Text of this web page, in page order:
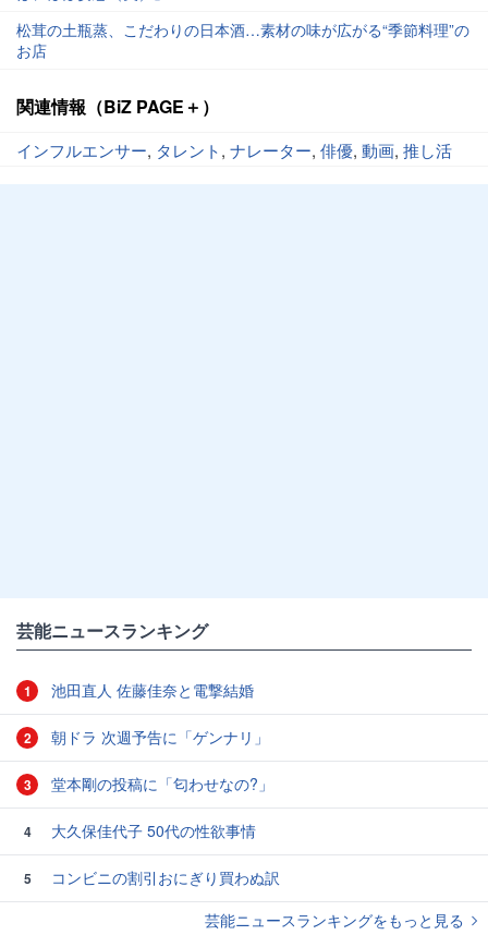
松茸の土瓶蒸、こだわりの日本酒…素材の味が広がる“季節料理”の
お店
関連情報（BiZ PAGE＋）
インフルエンサー, タレント, ナレーター, 俳優, 動画, 推し活
芸能ニュースランキング
1 池田直人 佐藤佳奈と電撃結婚
2 朝ドラ 次週予告に「ゲンナリ」
3 堂本剛の投稿に「匂わせなの?」
4 大久保佳代子 50代の性欲事情
5
コンビニの割引おにぎり買わぬ訳
芸能ニュースランキングをもっと見る